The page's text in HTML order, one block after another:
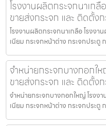
โรงงานผลิตกระจกนาเกลื
ขายส่งกระจก และ ติดตั้ง
โรงงานผลิตกระจกนาเกลือ โรงงา
เนียม กระจกหน้าต่าง กระจกประตู
จำหน่ายกระจกบางกอกใ
ขายส่งกระจก และ ติดตั้ง
จำหน่ายกระจกบางกอกใหญ่ โรงง
เนียม กระจกหน้าต่าง กระจกประตู